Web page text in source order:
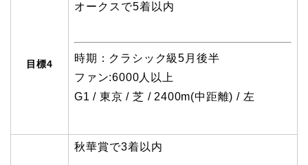
目標4
オークスで5着以内
時期：クラシック級5月後半
ファン:6000人以上
G1 / 東京 / 芝 / 2400m(中距離) / 左
秋華賞で3着以内